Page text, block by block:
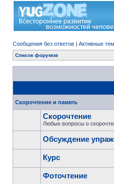
Сообщения без ответов | Активные
Список форумов
Скорочтение и память
Скорочтение
Любые вопросы о
Обсуждение
Курс
Фоточтение